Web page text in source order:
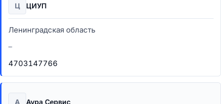
Ц ЦИУП
Ленинградская область
–
4703147766
А Аура Сервис